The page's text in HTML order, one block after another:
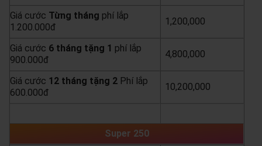
Giá cước Từng tháng phí lắp
1.200.000đ
1,200,000
Giá cước 6 tháng tặng 1 phí lắp
900.000đ
4,800,000
Giá cước 12 tháng tặng 2 Phí lắp
600.000đ
10,200,000
Super 250